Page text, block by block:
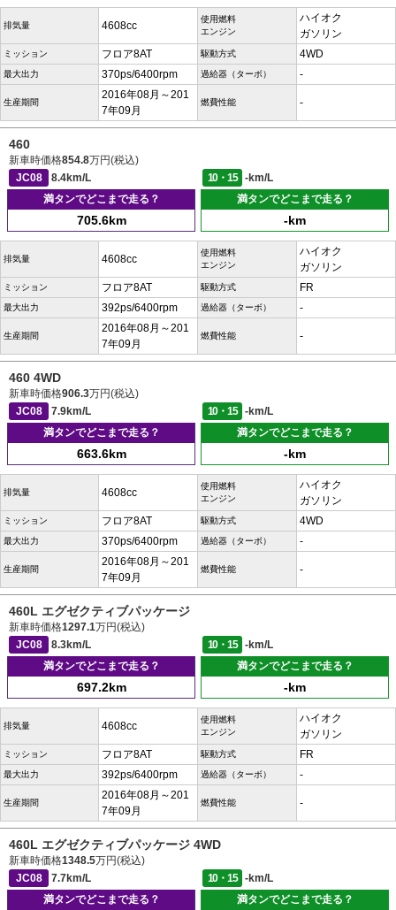
排気量 4608cc
使用燃料
エンジン
ハイオク
ガソリン
ミッション フロア8AT 駆動方式 4WD
最大出力 370ps/6400rpm 過給器（ターボ） -
生産期間
2016年08月～201
7年09月
燃費性能 -
460
新車時価格854.8万円(税込)
JC08
8.4km/L 10・15
-km/L
満タンでどこまで走る？
705.6km
満タンでどこまで走る？
-km
排気量 4608cc
使用燃料
エンジン
ハイオク
ガソリン
ミッション フロア8AT 駆動方式 FR
最大出力 392ps/6400rpm 過給器（ターボ） -
生産期間
2016年08月～201
7年09月
燃費性能 -
460 4WD
新車時価格906.3万円(税込)
JC08
7.9km/L 10・15
-km/L
満タンでどこまで走る？
663.6km
満タンでどこまで走る？
-km
排気量 4608cc
使用燃料
エンジン
ハイオク
ガソリン
ミッション フロア8AT 駆動方式 4WD
最大出力 370ps/6400rpm 過給器（ターボ） -
生産期間
2016年08月～201
7年09月
燃費性能 -
460L エグゼクティブパッケージ
新車時価格1297.1万円(税込)
JC08
8.3km/L 10・15
-km/L
満タンでどこまで走る？
697.2km
満タンでどこまで走る？
-km
排気量 4608cc
使用燃料
エンジン
ハイオク
ガソリン
ミッション フロア8AT 駆動方式 FR
最大出力 392ps/6400rpm 過給器（ターボ） -
生産期間
2016年08月～201
7年09月
燃費性能 -
460L エグゼクティブパッケージ 4WD
新車時価格1348.5万円(税込)
JC08
7.7km/L 10・15
-km/L
満タンでどこまで走る？
満タンでどこまで走る？